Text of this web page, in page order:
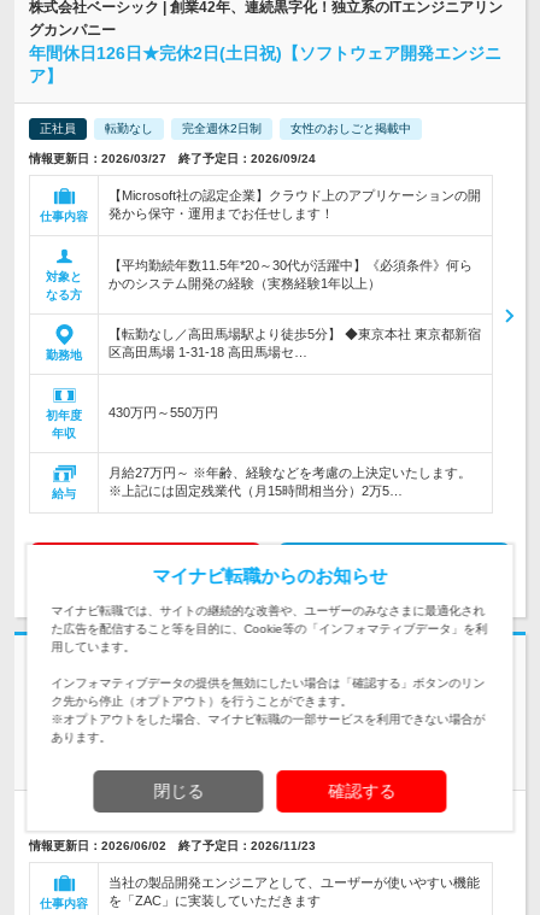
株式会社ベーシック | 創業42年、連続黒字化！独立系のITエンジニアリン
グカンパニー
年間休日126日★完休2日(土日祝)【ソフトウェア開発エンジニ
ア】
正社員 転勤なし 完全週休2日制 女性のおしごと掲載中
情報更新日：2026/03/27 終了予定日：2026/09/24
仕事内容
【Microsoft社の認定企業】クラウド上のアプリケーションの開
発から保守・運用までお任せします！
対象と
なる方
【平均勤続年数11.5年*20～30代が活躍中】《必須条件》何ら
かのシステム開発の経験（実務経験1年以上）
勤務地
【転勤なし／高田馬場駅より徒歩5分】 ◆東京本社 東京都新宿
区高田馬場 1-31-18 高田馬場セ…
初年度
年収
430万円～550万円
給与
月給27万円～ ※年齢、経験などを考慮の上決定いたします。
※上記には固定残業代（月15時間相当分）2万5…
求人詳細を見る 気になる
株式会社オロ | ◎テクノロジー・オリエンテッド・カンパニー◎年間休日
122日
東京募集【製品開発エンジニア】★完全週休2日 ★各種手当も
第二新卒歓迎 上場企業 完全週休2日制
情報更新日：2026/06/02 終了予定日：2026/11/23
仕事内容
当社の製品開発エンジニアとして、ユーザーが使いやすい機能
を「ZAC」に実装していただきます
マイナビ転職からのお知らせ
マイナビ転職では、サイトの継続的な改善や、ユーザーのみなさまに最適化され
た広告を配信すること等を目的に、Cookie等の「インフォマティブデータ」を利
用しています。
インフォマティブデータの提供を無効にしたい場合は「確認する」ボタンのリン
ク先から停止（オプトアウト）を行うことができます。
※オプトアウトをした場合、マイナビ転職の一部サービスを利用できない場合が
あります。
閉じる 確認する